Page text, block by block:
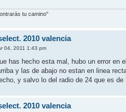
tu camino"
2010 valencia
04, 2011 1:43 pm
has hecho esta mal, hubo un error
y las de abajo no estan en linea
y salvo lo del radio de 24 que es
2010 valencia